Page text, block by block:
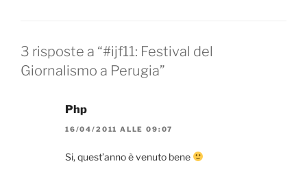
3 risposte a “#ijf11: Festival del
Giornalismo a Perugia”
Php
16/04/2011 ALLE 09:07
Si, quest’anno è venuto bene